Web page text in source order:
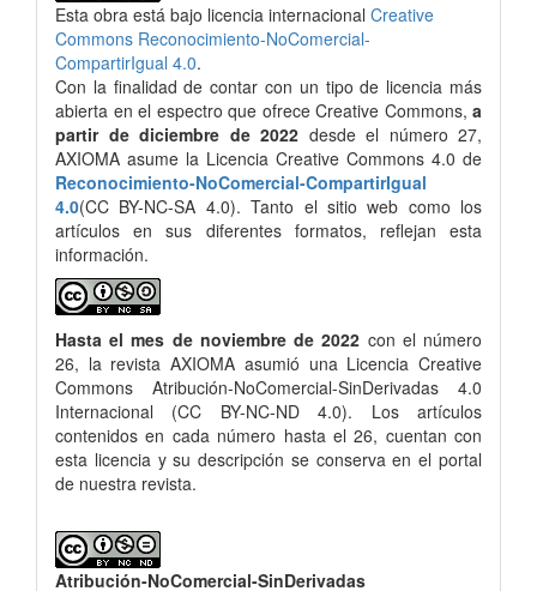
Esta obra está bajo licencia internacional Creative
Commons Reconocimiento-NoComercial-
CompartirIgual 4.0.
Con la finalidad de contar con un tipo de licencia más
abierta en el espectro que ofrece Creative Commons, a
partir de diciembre de 2022 desde el número 27,
AXIOMA asume la Licencia Creative Commons 4.0 de
Reconocimiento-NoComercial-CompartirIgual
4.0(CC BY-NC-SA 4.0). Tanto el sitio web como los
artículos en sus diferentes formatos, reflejan esta
información.
Hasta el mes de noviembre de 2022 con el número
26, la revista AXIOMA asumió una Licencia Creative
Commons Atribución-NoComercial-SinDerivadas 4.0
Internacional (CC BY-NC-ND 4.0). Los artículos
contenidos en cada número hasta el 26, cuentan con
esta licencia y su descripción se conserva en el portal
de nuestra revista.
Atribución-NoComercial-SinDerivadas